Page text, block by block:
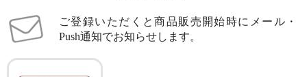
ご登録いただくと商品販売開始時にメール・
Push通知でお知らせします。